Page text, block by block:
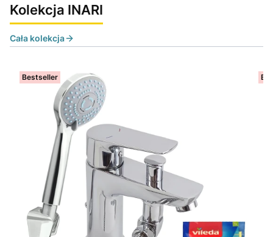
Kolekcja INARI
Cała kolekcja
Bestseller